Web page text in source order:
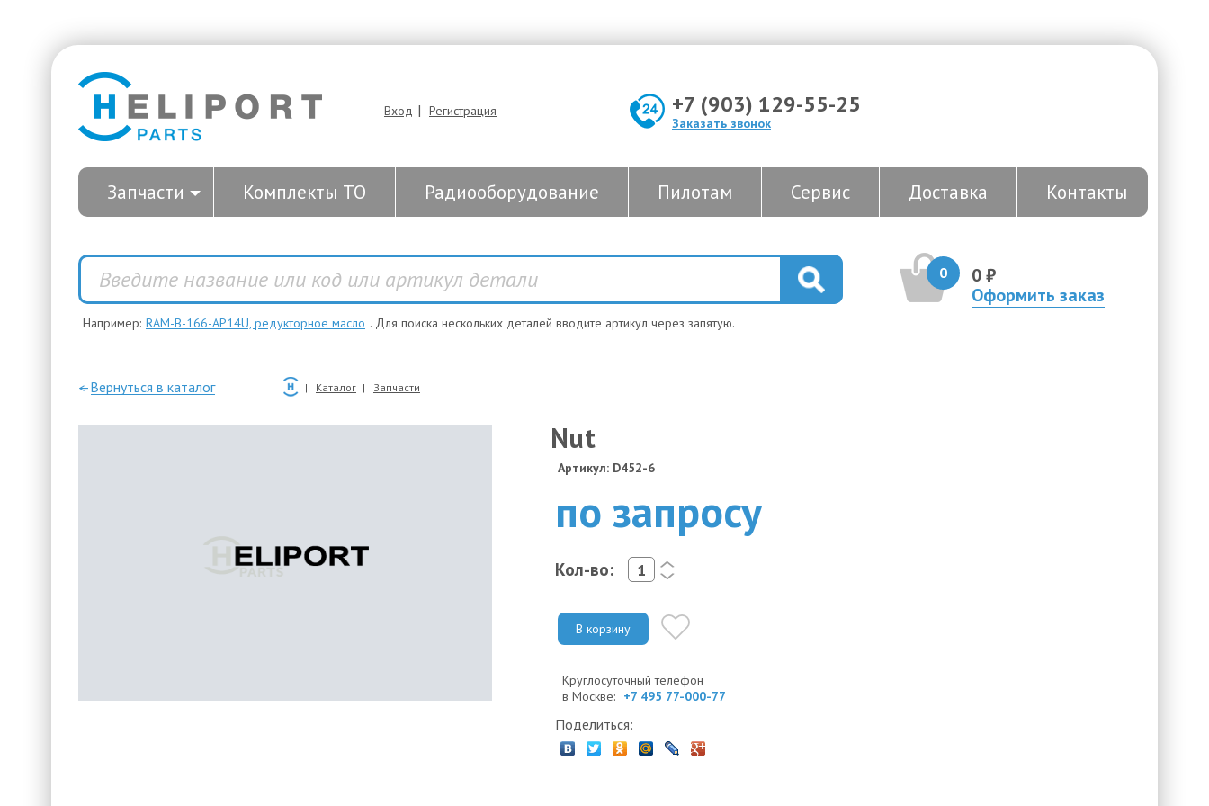
Вход | Регистрация +7 (903) 129-55-25
Заказать звонок
Запчасти Комплекты ТО Радиооборудование Пилотам Сервис Доставка Контакты
0
0 ₽
Оформить заказ
Например: RAM-B-166-AP14U, редукторное масло . Для поиска нескольких деталей вводите артикул через запятую.
—Вернуться в каталог Каталог Запчасти
Nut
Артикул: D452-6
по запросу
Кол-во:
<
>
В корзину
Круглосуточный телефон
в Москве: +7 495 77-000-77
Поделиться: